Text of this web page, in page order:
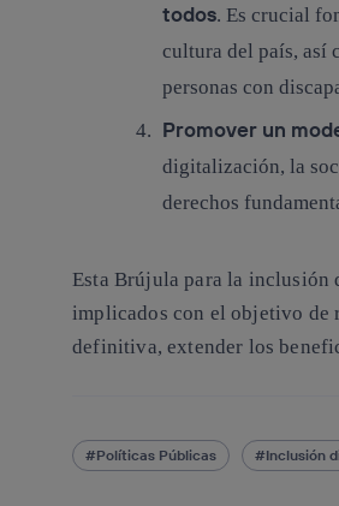
todos. Es crucial
cultura del país, así
personas con
Promover un
digitalización, la
derechos
Esta Brújula para la inclusión
implicados con el objetivo de
definitiva, extender los
Políticas Públicas Inclusión